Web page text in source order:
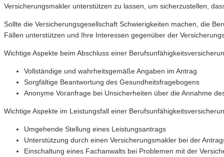
Versicherungsmakler unterstützen zu lassen, um sicherzustellen,
Sollte die Versicherungsgesellschaft Schwierigkeiten machen, die
Fällen unterstützen und Ihre Interessen gegenüber der
Wichtige Aspekte beim Abschluss einer
Vollständige und wahrheitsgemäße Angaben im Antrag
Sorgfältige Beantwortung des Gesundheitsfragebogens
Anonyme Voranfrage bei Unsicherheiten über die Annahme
Wichtige Aspekte im Leistungsfall einer
Umgehende Stellung eines Leistungsantrags
Unterstützung durch einen Versicherungsmakler bei der
Einschaltung eines Fachanwalts bei Problemen mit der